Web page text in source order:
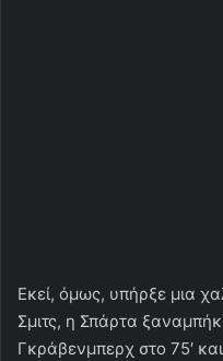
Εκεί, όμως, υπήρξε μια
Σμιτς, η Σπάρτα
Γκράβενμπερχ στο 75′